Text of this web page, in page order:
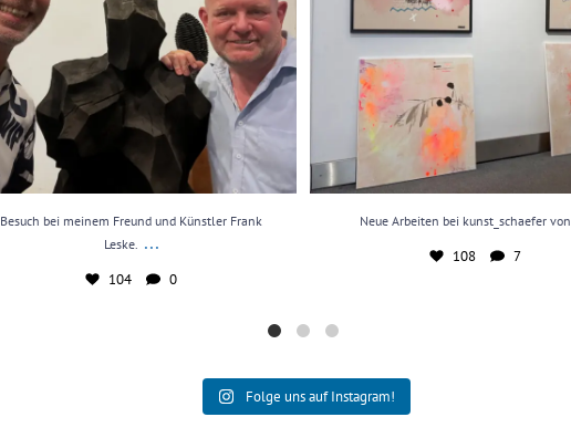
Besuch bei meinem Freund und Künstler Frank
Leske. ...
104 0
Neue Arbeiten bei kunst_schaefer von
108 7
Folge uns auf Instagram!